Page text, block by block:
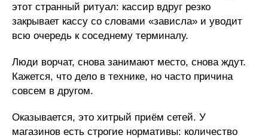
этот странный ритуал: кассир вдруг резко
закрывает кассу со словами «зависла» и уводит
всю очередь к соседнему терминалу.
Люди ворчат, снова занимают место, снова ждут.
Кажется, что дело в технике, но часто причина
совсем в другом.
Оказывается, это хитрый приём сетей. У
магазинов есть строгие нормативы: количество